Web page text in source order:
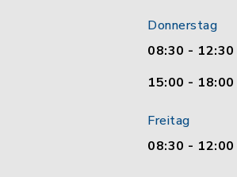
Donnerstag
08:30 - 12:30
15:00 - 18:00
Freitag
08:30 - 12:00